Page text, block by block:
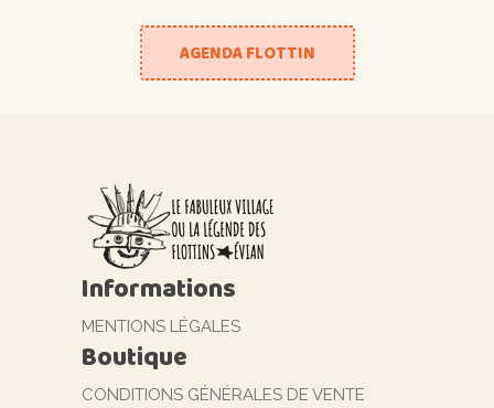
AGENDA FLOTTIN
Informations
MENTIONS LÉGALES
Boutique
CONDITIONS GÉNÉRALES DE VENTE